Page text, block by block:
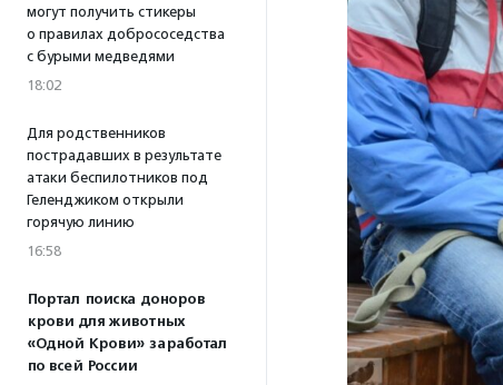
могут получить стикеры
о правилах добрососедства
с бурыми медведями
18:02
Для родственников
пострадавших в результате
атаки беспилотников под
Геленджиком открыли
горячую линию
16:58
Портал поиска доноров
крови для животных
«Одной Крови» заработал
по всей России